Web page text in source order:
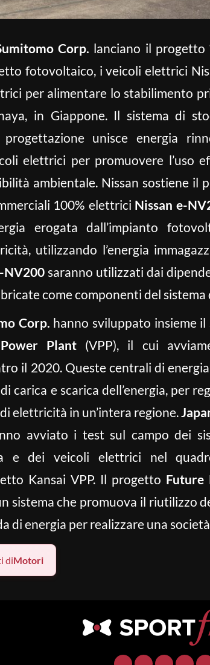
Corp. lanciano il progetto
fotovoltaico, i veicoli elettrici
per alimentare lo stabilimento
in Giappone. Il sistema di
unisce energia
elettrici per promuovere l’uso
ambientale. Nissan sostiene il
100% elettrici Nissan e-
erogata dall’impianto
utilizzando l’energia
NV200 saranno utilizzati dai
come componenti del sistema
Corp. hanno sviluppato insieme il
Plant(VPP), il cui
il 2020. Queste centrali di
carica e scarica dell’energia, per
elettricità in un’intera regione.
avviato i test sul campo dei
e dei veicoli elettrici nel
Kansai VPP. Il progetto Future
sistema che promuova il riutilizzo
di energia per realizzare una
diMotori